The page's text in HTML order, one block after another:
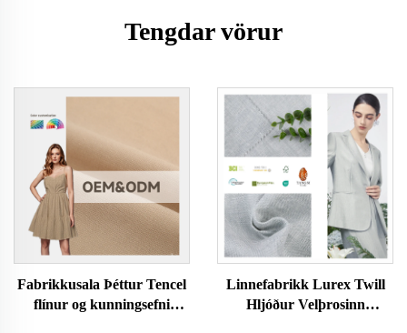
Tengdar vörur
Fabrikkusala Þéttur Tencel
flínur og kunningsefni
Linnefabrikk Lurex Twill
Hljóður Velþrosinn